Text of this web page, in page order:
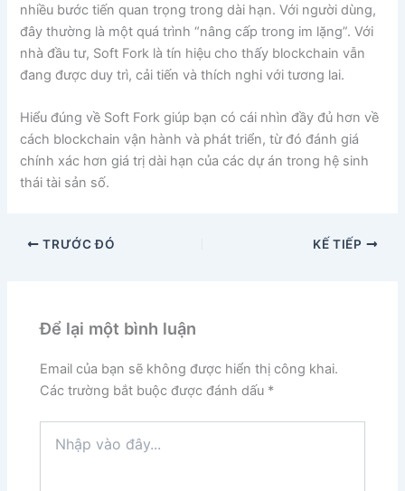
nhiều bước tiến quan trọng trong dài hạn. Với người dùng,
đây thường là một quá trình “nâng cấp trong im lặng”. Với
nhà đầu tư, Soft Fork là tín hiệu cho thấy blockchain vẫn
đang được duy trì, cải tiến và thích nghi với tương lai.
Hiểu đúng về Soft Fork giúp bạn có cái nhìn đầy đủ hơn về
cách blockchain vận hành và phát triển, từ đó đánh giá
chính xác hơn giá trị dài hạn của các dự án trong hệ sinh
thái tài sản số.
TRƯỚC ĐÓ KẾ TIẾP
Để lại một bình luận
Email của bạn sẽ không được hiển thị công khai.
Các trường bắt buộc được đánh dấu *
vào